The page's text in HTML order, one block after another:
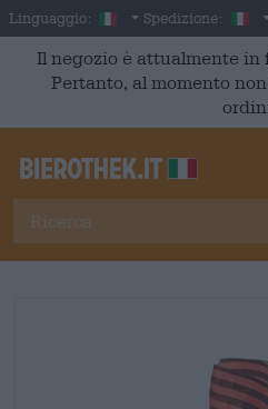
Skip to main content
Linguaggio: Italian
Spedizione:
Il negozio è attualmente in
Pertanto, al momento